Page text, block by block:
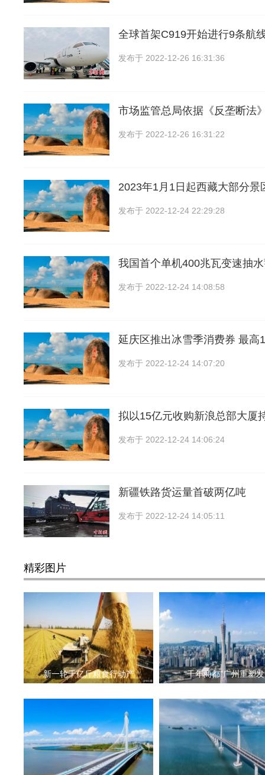
全球首架C919开始进行9条航
发布于 2022-12-26 16:31:36
市场监管总局依据《反垄断法
发布于 2022-12-26 16:31:22
2023年1月1日起西藏大部分景
发布于 2022-12-24 22:29:28
我国首个单机400兆瓦变速抽
发布于 2022-12-24 14:08:58
延庆区推出冰雪季消费券 最高
发布于 2022-12-24 14:07:20
拟以15亿元收购新浪总部大厦
发布于 2022-12-24 14:06:24
新疆铁路货运量首破两亿吨
发布于 2022-12-24 14:05:11
精彩图片
新一轮千亿斤粮食行动产 “千年商都”广州重塑发